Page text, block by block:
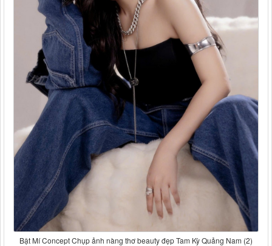
Bật Mí Concept Chụp ảnh nàng thơ beauty đẹp Tam Kỳ Quảng Nam (2)